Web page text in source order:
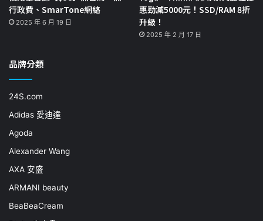
行政費、SmarTone網絡
2025 年 6 月 19 日
惠勁減5000元！SSD/RAM 8折
升級！
2025 年 2 月 17 日
品牌分類
24S.com
Adidas 愛迪達
Agoda
Alexander Wang
AXA 安盛
ARMANI beauty
BeaBeaCream